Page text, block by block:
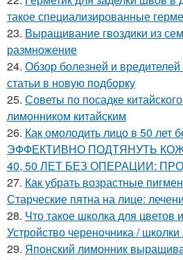
такое специализированные
23. Выращивание гвоздики из
размножение
24. Обзор болезней и
статьи в новую подборку
25. Советы по посадке
лимонником китайским
26. Как омолодить лицо в 50 лет
ЭФФЕКТИВНО ПОДТЯНУТЬ
40, 50 ЛЕТ БЕЗ ОПЕРАЦИИ:
27. Как убрать возрастные
Старческие пятна на лице:
28. Что такое школка для цветов
Устройство череночника /
29. Японский лимонник